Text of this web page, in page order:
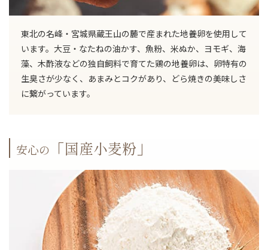
東北の名峰・宮城県蔵王山の麓で産まれた地養卵を使用して
います。大豆・なたねの油かす、魚粉、米ぬか、ヨモギ、海
藻、木酢液などの独自飼料で育てた鶏の地養卵は、卵特有の
生臭さが少なく、あまみとコクがあり、どら焼きの美味しさ
に繋がっています。
安心の 「国産小麦粉」